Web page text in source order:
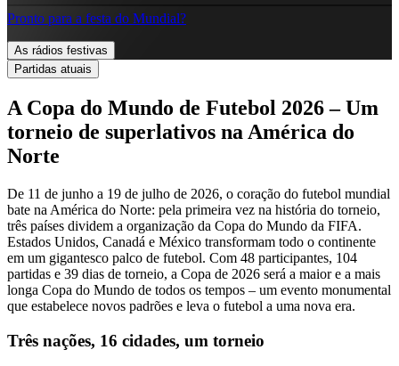
Pronto para a festa do Mundial?
As rádios festivas
Partidas atuais
A Copa do Mundo de Futebol 2026 – Um
torneio de superlativos na América do
Norte
De 11 de junho a 19 de julho de 2026, o coração do futebol mundial
bate na América do Norte: pela primeira vez na história do torneio,
três países dividem a organização da Copa do Mundo da FIFA.
Estados Unidos, Canadá e México transformam todo o continente
em um gigantesco palco de futebol. Com 48 participantes, 104
partidas e 39 dias de torneio, a Copa de 2026 será a maior e a mais
longa Copa do Mundo de todos os tempos – um evento monumental
que estabelece novos padrões e leva o futebol a uma nova era.
Três nações, 16 cidades, um torneio